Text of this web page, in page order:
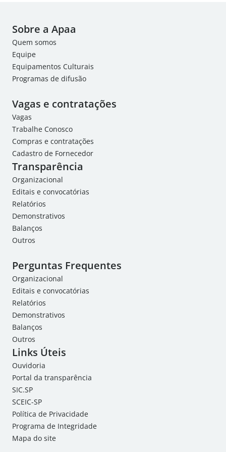
Sobre a Apaa
Quem somos
Equipe
Equipamentos Culturais
Programas de difusão
Vagas e contratações
Vagas
Trabalhe Conosco
Compras e contratações
Cadastro de Fornecedor
Transparência
Organizacional
Editais e convocatórias
Relatórios
Demonstrativos
Balanços
Outros
Perguntas Frequentes
Organizacional
Editais e convocatórias
Relatórios
Demonstrativos
Balanços
Outros
Links Úteis
Ouvidoria
Portal da transparência
SIC.SP
SCEIC-SP
Política de Privacidade
Programa de Integridade
Mapa do site